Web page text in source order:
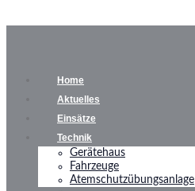
Home
Aktuelles
Einsätze
Technik
Gerätehaus
Fahrzeuge
Atemschutzübungsanlage